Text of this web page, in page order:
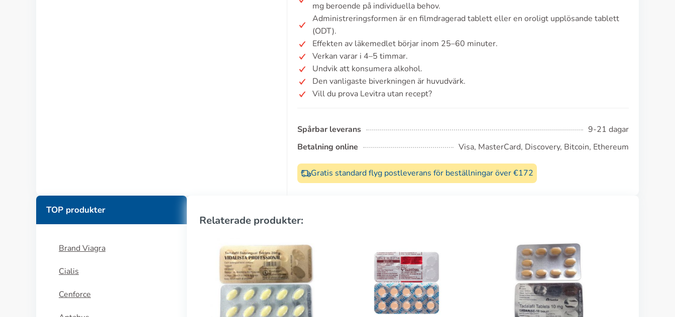
mg beroende på individuella behov.
Administreringsformen är en filmdragerad tablett eller en oroligt upplösande tablett
(ODT).
Effekten av läkemedlet börjar inom 25–60 minuter.
Verkan varar i 4–5 timmar.
Undvik att konsumera alkohol.
Den vanligaste biverkningen är huvudvärk.
Vill du prova Levitra utan recept?
Spårbar leverans
9-21 dagar
Betalning online
Visa, MasterCard, Discovery, Bitcoin, Ethereum
Gratis standard flyg postleverans för beställningar över €172
TOP produkter
Brand Viagra
Cialis
Cenforce
Relaterade produkter:
Propecia